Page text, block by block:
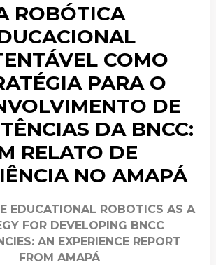
ROBÓTICA
COMO
PARA O
DE
DA BNCC:
RELATO DE
NO AMAPÁ
EDUCATIONAL ROBOTICS AS A
FOR DEVELOPING BNCC
AN EXPERIENCE REPORT
FROM AMAPÁ